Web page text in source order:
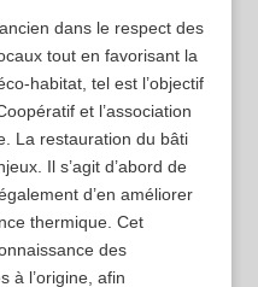
dans le respect des
tout en favorisant la
habitat, tel est l’objectif
et l’association
La restauration du bâti
Il s’agit d’abord de
d’en améliorer
thermique. Cet
des
à l’origine, afin